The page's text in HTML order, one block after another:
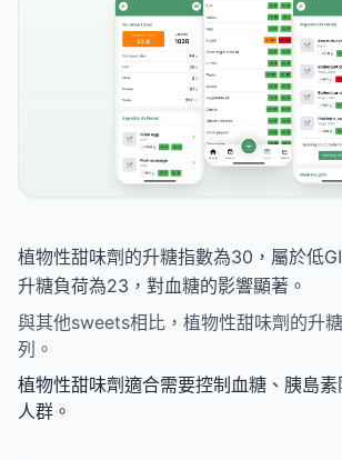
植物性甜味劑的升糖指數為30，屬於低
升糖負荷為23，對血糖的影響顯著。
與其他sweets相比，植物性甜味劑的升
列。
植物性甜味劑適合需要控制血糖、胰島
人群。